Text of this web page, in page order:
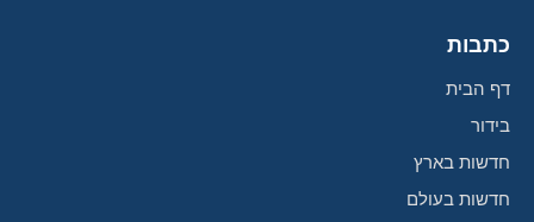
כתבות
דף הבית
בידור
חדשות בארץ
חדשות בעולם